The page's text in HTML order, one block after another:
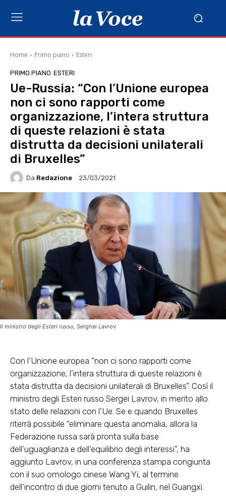
Home Primo piano Esteri
PRIMO PIANO ESTERI
Ue-Russia: “Con l’Unione europea
non ci sono rapporti come
organizzazione, l’intera struttura
di queste relazioni è stata
distrutta da decisioni unilaterali
di Bruxelles”
Da Redazione 23/03/2021
Il ministro degli Esteri russo, Serghei Lavrov
Con l’Unione europea “non ci sono rapporti come
organizzazione, l’intera struttura di queste relazioni è
stata distrutta da decisioni unilaterali di Bruxelles”. Così il
ministro degli Esteri russo Sergei Lavrov, in merito allo
stato delle relazioni con l’Ue. Se e quando Bruxelles
riterrà possibile “eliminare questa anomalia, allora la
Federazione russa sarà pronta sulla base
dell’uguaglianza e dell’equilibrio degli interessi”, ha
aggiunto Lavrov, in una conferenza stampa congiunta
con il suo omologo cinese Wang Yi, al termine
dell’incontro di due giorni tenuto a Guilin, nel Guangxi.